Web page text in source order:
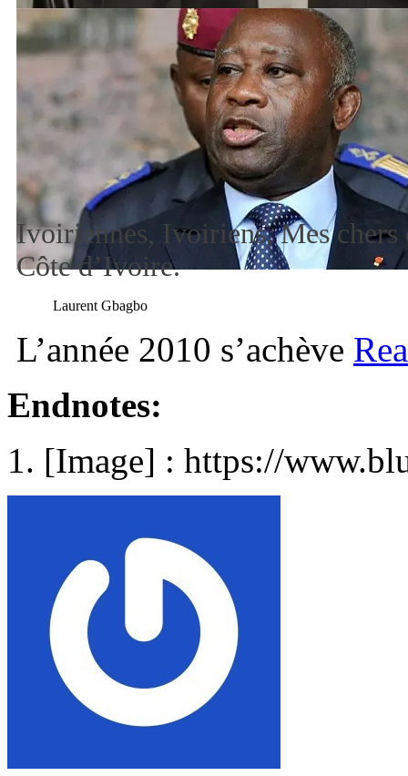
Ivoiriennes, Ivoiriens, Mes chers
Côte d’Ivoire.
Laurent Gbagbo
L’année 2010 s’achève
Endnotes:
[Image] : https://